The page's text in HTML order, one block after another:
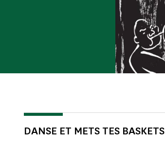
DANSE ET METS TES BASKETS